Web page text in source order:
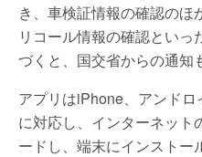
き、車検証情報の確認のほ
リコール情報の確認とい
づくと、国交省からの通知
アプリはiPhone、アンド
に対応し、インターネット
ードし、端末にインストー